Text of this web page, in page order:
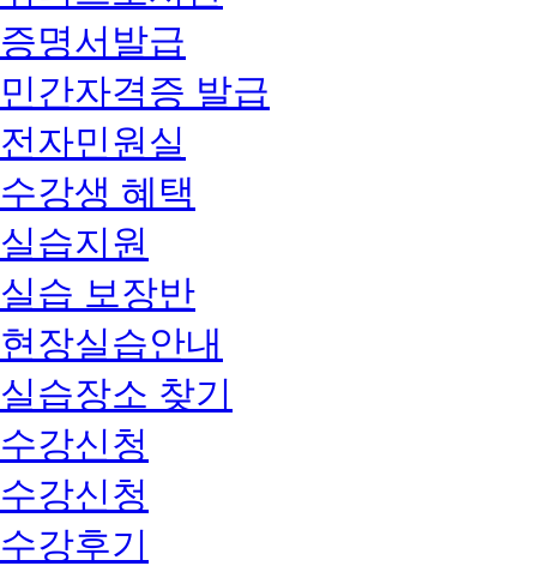
증명서발급
민간자격증 발급
전자민원실
수강생 혜택
실습지원
실습 보장반
현장실습안내
실습장소 찾기
수강신청
수강신청
수강후기